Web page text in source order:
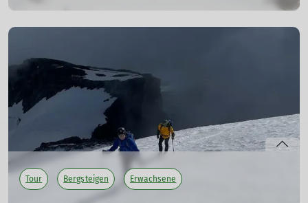
Wandern · SPIRI · Dezember
von einem Besuch des Adventmarkts in Bad Feilnbach.
mehr erfahren
Tour Bergsteigen Erwachsene